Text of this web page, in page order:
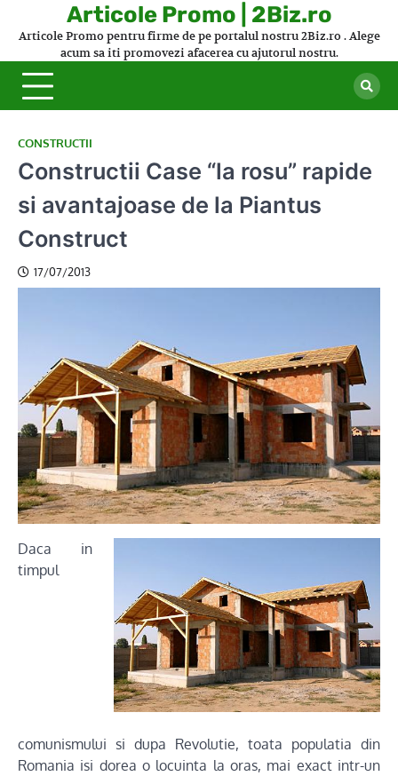
Articole Promo | 2Biz.ro
Articole Promo pentru firme de pe portalul nostru 2Biz.ro . Alege
acum sa iti promovezi afacerea cu ajutorul nostru.
CONSTRUCTII
Constructii Case “la rosu” rapide
si avantajoase de la Piantus
Construct
17/07/2013
Daca in
timpul
comunismului si dupa Revolutie, toata populatia din
Romania isi dorea o locuinta la oras, mai exact intr-un